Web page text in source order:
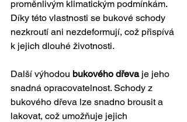
proměnlivým klimatickým podmínkám.
Díky této vlastnosti se bukové schody
nezkroutí ani nezdeformují, což přispívá
k jejich dlouhé životnosti.
Další výhodou bukového dřeva je jeho
snadná opracovatelnost. Schody z
bukového dřeva lze snadno brousit a
lakovat, což umožňuje jejich